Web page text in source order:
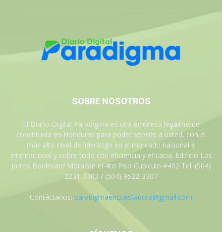
SOBRE NOSOTROS
El Diario Digital Paradigma es una empresa legalmente
constituida en Honduras para poder servirle a usted, con el
más alto nivel de liderazgo en el mercado nacional e
internacional y sobre todo con eficiencia y eficacia. Edificio Los
Jarros Boulevard Morazan el 4to Piso Cubiculo #402 Tel: (504)
2231-3303 / (504) 9522-3307
Contáctanos: paradigmaencuestadora@gmail.com